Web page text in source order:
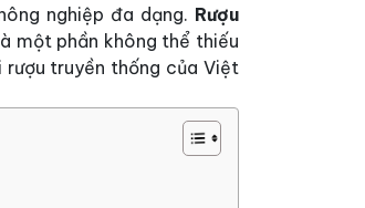
nghiệp đa dạng. Rượu
một phần không thể thiếu
truyền thống của Việt